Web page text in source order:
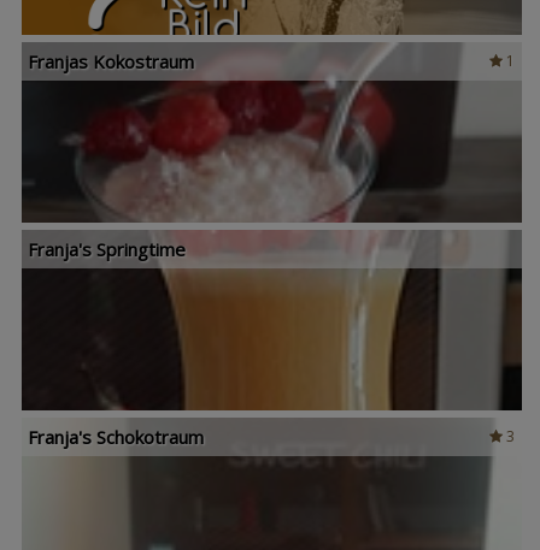
1
Franjas Kokostraum
Franja's Springtime
3
Franja's Schokotraum